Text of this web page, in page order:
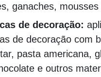
ganaches, mousses
de decoração:
de decoração com
pasta americana,
e outros